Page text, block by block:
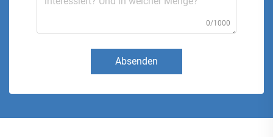
0/1000
Absenden